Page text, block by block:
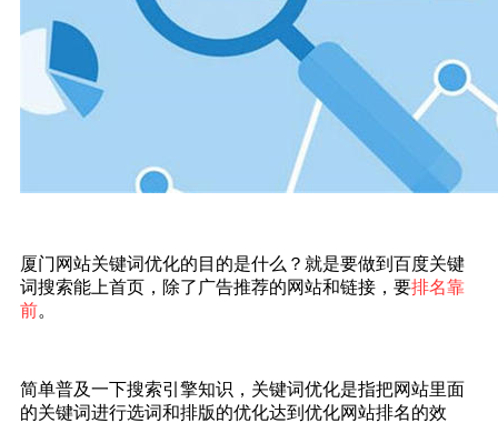
厦门网站关键词优化的目的是什么？就是要做到百度关键
词搜索能上首页，除了广告推荐的网站和链接，要排名靠
前。
简单普及一下搜索引擎知识，关键词优化是指把网站里面
的关键词进行选词和排版的优化达到优化网站排名的效